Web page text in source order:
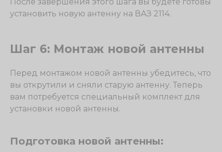
установить новую антенну на ВАЗ 2114.
Шаг 6: Монтаж новой антенны
Перед монтажом новой антенны убедитесь, что
вы открутили и сняли старую антенну. Теперь
вам потребуется специальный комплект для
установки новой антенны.
Подготовка новой антенны: